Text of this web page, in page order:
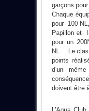
garçons
Chaque
pour 100
Papillon et
pour un
NL. Le
points
d’un
doivent être